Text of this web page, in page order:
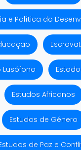
e Política do
Lusófono
Estudos Africanos
Estudos de Género
de Paz e